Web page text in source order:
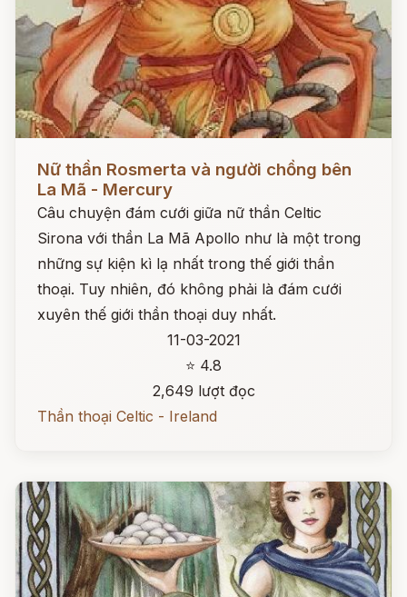
Nữ thần Rosmerta và người chồng bên
La Mã - Mercury
Câu chuyện đám cưới giữa nữ thần Celtic
Sirona với thần La Mã Apollo như là một trong
những sự kiện kì lạ nhất trong thế giới thần
thoại. Tuy nhiên, đó không phải là đám cưới
xuyên thế giới thần thoại duy nhất.
11-03-2021
⭐ 4.8
2,649 lượt đọc
Thần thoại Celtic - Ireland